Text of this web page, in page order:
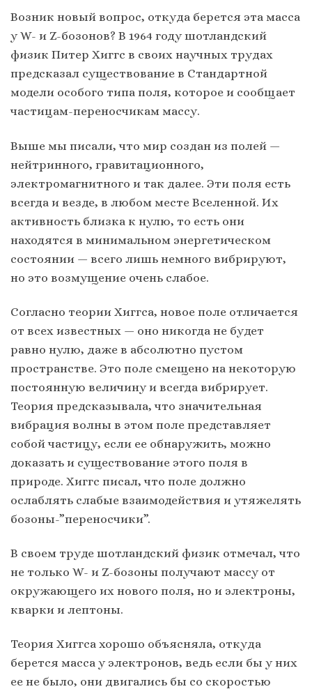
Возник новый вопрос, откуда берется эта масса
у W- и Z-бозонов? В 1964 году шотландский
физик Питер Хиггс в своих научных трудах
предсказал существование в Стандартной
модели особого типа поля, которое и сообщает
частицам-переносчикам массу.
Выше мы писали, что мир создан из полей —
нейтринного, гравитационного,
электромагнитного и так далее. Эти поля есть
всегда и везде, в любом месте Вселенной. Их
активность близка к нулю, то есть они
находятся в минимальном энергетическом
состоянии — всего лишь немного вибрируют,
но это возмущение очень слабое.
Согласно теории Хиггса, новое поле отличается
от всех известных — оно никогда не будет
равно нулю, даже в абсолютно пустом
пространстве. Это поле смещено на некоторую
постоянную величину и всегда вибрирует.
Теория предсказывала, что значительная
вибрация волны в этом поле представляет
собой частицу, если ее обнаружить, можно
доказать и существование этого поля в
природе. Хиггс писал, что поле должно
ослаблять слабые взаимодействия и утяжелять
бозоны-”переносчики”.
В своем труде шотландский физик отмечал, что
не только W- и Z-бозоны получают массу от
окружающего их нового поля, но и электроны,
кварки и лептоны.
Теория Хиггса хорошо объясняла, откуда
берется масса у электронов, ведь если бы у них
ее не было, они двигались бы со скоростью